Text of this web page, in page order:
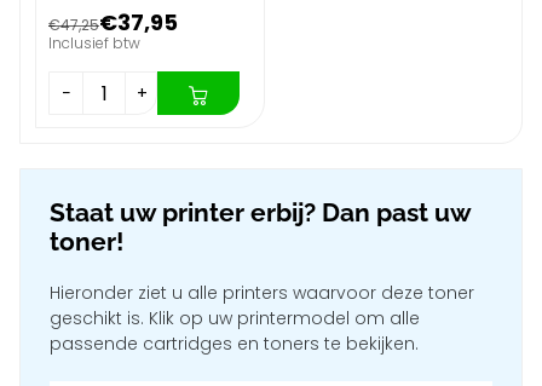
€47,25€37,95
Inclusief btw
− +
Staat uw printer erbij? Dan past uw
toner!
Hieronder ziet u alle printers waarvoor deze toner
geschikt is. Klik op uw printermodel om alle
passende cartridges en toners te bekijken.